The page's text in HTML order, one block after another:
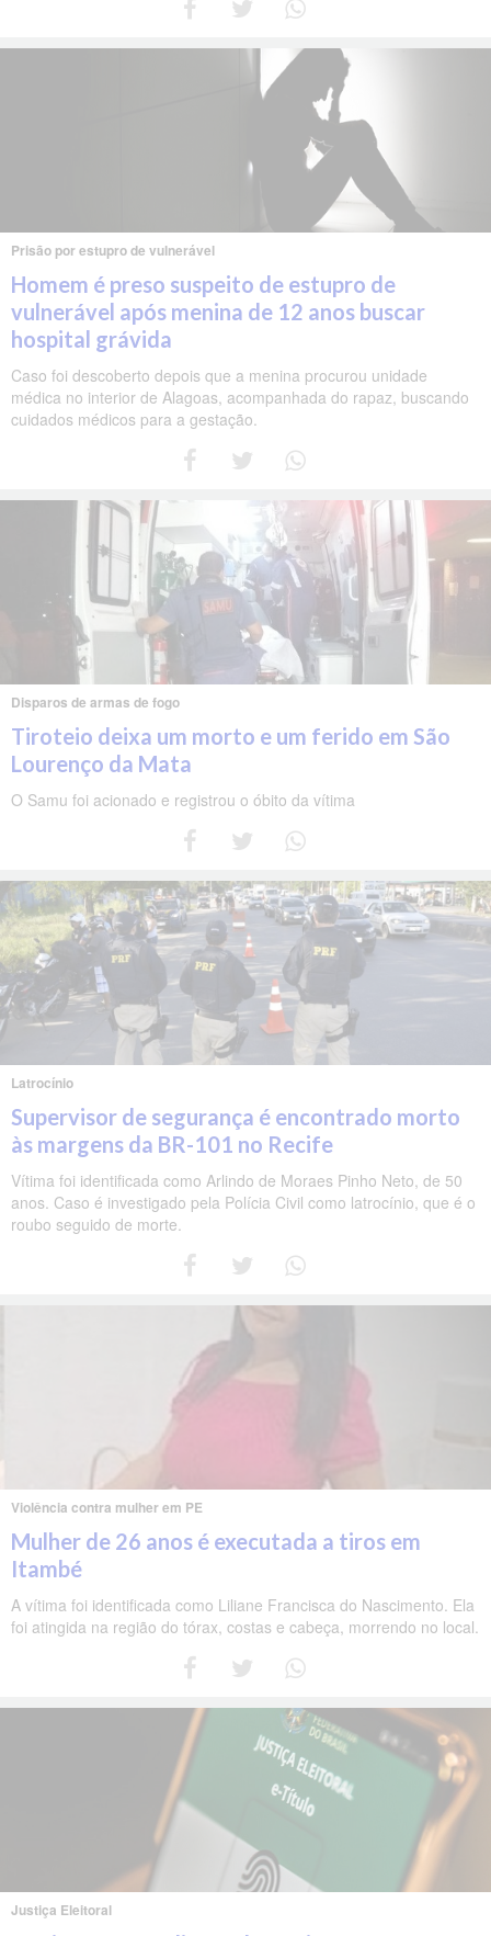
Prisão por estupro de vulnerável
Homem é preso suspeito de estupro de
vulnerável após menina de 12 anos buscar
hospital grávida
Caso foi descoberto depois que a menina procurou unidade
médica no interior de Alagoas, acompanhada do rapaz, buscando
cuidados médicos para a gestação.
Disparos de armas de fogo
Tiroteio deixa um morto e um ferido em São
Lourenço da Mata
O Samu foi acionado e registrou o óbito da vítima
Latrocínio
Supervisor de segurança é encontrado morto
às margens da BR-101 no Recife
Vítima foi identificada como Arlindo de Moraes Pinho Neto, de 50
anos. Caso é investigado pela Polícia Civil como latrocínio, que é o
roubo seguido de morte.
Violência contra mulher em PE
Mulher de 26 anos é executada a tiros em
Itambé
A vítima foi identificada como Liliane Francisca do Nascimento. Ela
foi atingida na região do tórax, costas e cabeça, morrendo no local.
Justiça Eleitoral